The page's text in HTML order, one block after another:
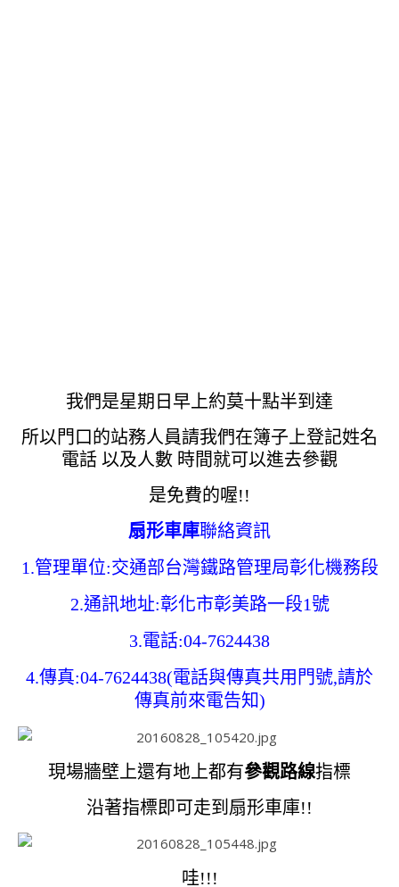
我們是星期日早上約莫十點半到達
所以門口的站務人員請我們在簿子上登記姓名
電話 以及人數 時間就可以進去參觀
是免費的喔!!
扇形車庫聯絡資訊
1.管理單位:交通部台灣鐵路管理局彰化機務段
2.通訊地址:彰化市彰美路一段1號
3.電話:04-7624438
4.傳真:04-7624438(電話與傳真共用門號,請於
傳真前來電告知)
現場牆壁上還有地上都有參觀路線指標
沿著指標即可走到扇形車庫!!
哇!!!